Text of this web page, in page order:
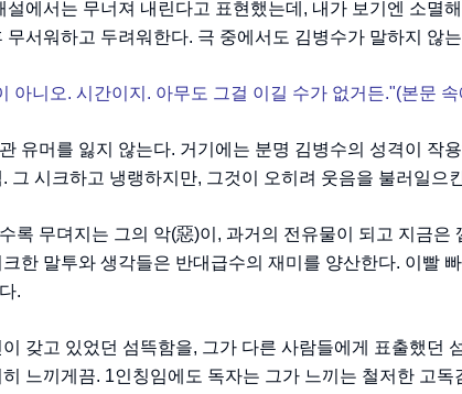
설에서는 무너져 내린다고 표현했는데, 내가 보기엔 소멸
무서워하고 두려워한다. 극 중에서도 김병수가 말하지 않
아니오. 시간이지. 아무도 그걸 이길 수가 없거든."(본문
유머를 잃지 않는다. 거기에는 분명 김병수의 성격이 작
그 시크하고 냉랭하지만, 그것이 오히려 웃음을 불러일으
록 무뎌지는 그의 악(惡)이, 과거의 전유물이 되고 지금
한 말투와 생각들은 반대급수의 재미를 양산한다. 이빨
.
갖고 있었던 섬뜩함을, 그가 다른 사람들에게 표출했던
느끼게끔. 1인칭임에도 독자는 그가 느끼는 철저한 고